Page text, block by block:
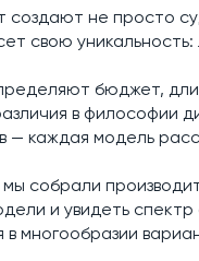
создают не просто
свою
бюджет,
в философии
— каждая модель
собрали
и увидеть
в многообразии